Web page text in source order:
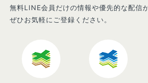
無料LINE会員だけの情報や優先的な配信
ぜひお気軽にご登録ください。